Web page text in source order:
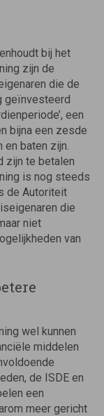
bij het
zijn de
die de
geïnvesteerd
een
bijna een zesde
baten zijn.
zijn te betalen
is nog steeds
de Autoriteit
die
niet
van
wel kunnen
middelen
de ISDE en
een
meer gericht